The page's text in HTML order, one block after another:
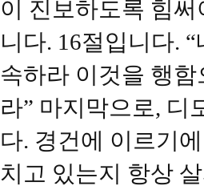
이 진보하도록 힘
니다. 16절입니다.
속하라 이것을 행
라” 마지막으로, 디
다. 경건에 이르기
치고 있는지 항상